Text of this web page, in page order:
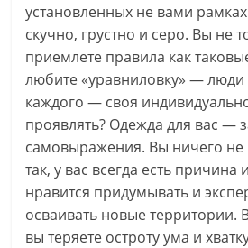
установленных не вами
скучно, грустно и серо. Вы не
приемлете правила как
любите «уравниловку» — люди
каждого — своя
проявлять? Одежда для вас —
самовыражения. Вы ничего не
так, у вас всегда есть
нравится придумывать и
осваивать новые территории.
вы теряете остроту ума и